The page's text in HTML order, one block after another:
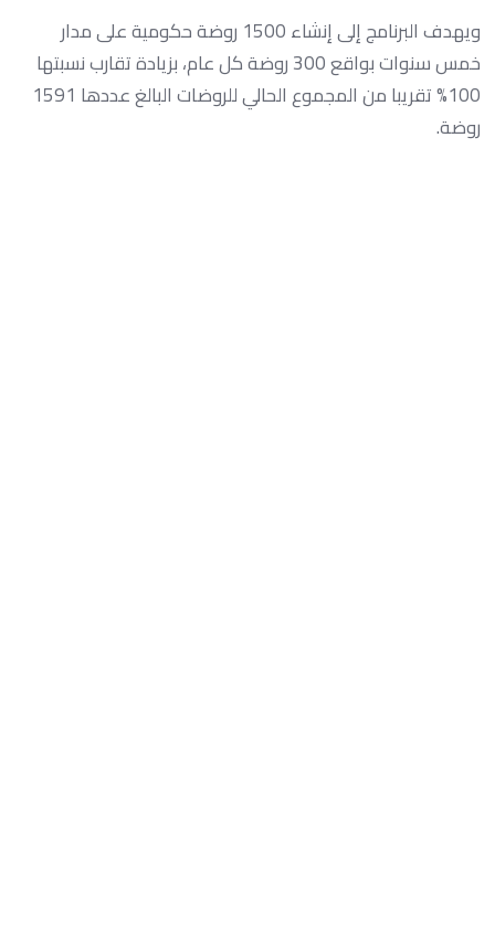
ويهدف البرنامج إلى إنشاء 1500 روضة حكومية على مدار
خمس سنوات بواقع 300 روضة كل عام، بزيادة تقارب نسبتها
100% تقريبا من المجموع الحالي للروضات البالغ عددها 1591
روضة.